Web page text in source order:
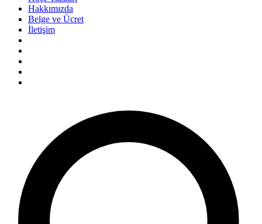
Hakkımızda
Belge ve Ücret
İletişim